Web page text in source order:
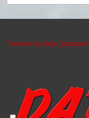
Tweets by data_basquet